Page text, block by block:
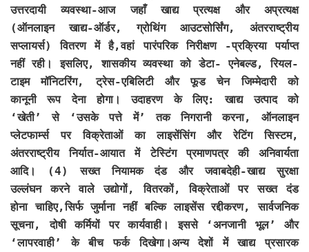
उत्तरदायी व्यवस्था-आज जहाँ खाद्य प्रत्यक्ष और अप्रत्यक्ष
(ऑनलाइन खाद्य-ऑर्डर, ग्रोथिंग आउटसोर्सिंग, अंतरराष्ट्रीय
सप्लायर्स) वितरण में है,वहां पारंपरिक निरीक्षण -प्रक्रिया पर्याप्त
नहीं रही। इसलिए, शासकीय व्यवस्था को डेटा- एनेबल्ड, रियल-
टाइम मॉनिटरिंग, ट्रेस-एबिलिटी और फूड चेन जिम्मेदारी को
कानूनी रूप देना होगा। उदाहरण के लिए: खाद्य उत्पाद को
‘खेती’ से ‘उसके पत्ते में’ तक निगरानी करना, ऑनलाइन
प्लेटफार्म्स पर विक्रेताओं का लाइसेंसिंग और रेटिंग सिस्टम,
अंतरराष्ट्रीय निर्यात-आयात में टेस्टिंग प्रमाणपत्र की अनिवार्यता
आदि। (4) सख्त नियामक दंड और जवाबदेही-खाद्य सुरक्षा
उल्लंघन करने वाले उद्योगों, वितरकों, विक्रेताओं पर सख्त दंड
होना चाहिए,सिर्फ जुर्माना नहीं बल्कि लाइसेंस रद्दीकरण, सार्वजनिक
सूचना, दोषी कर्मियों पर कार्यवाही। इससे ‘अनजानी भूल’ और
‘लापरवाही’ के बीच फर्क दिखेगा।अन्य देशों में खाद्य प्रसारक